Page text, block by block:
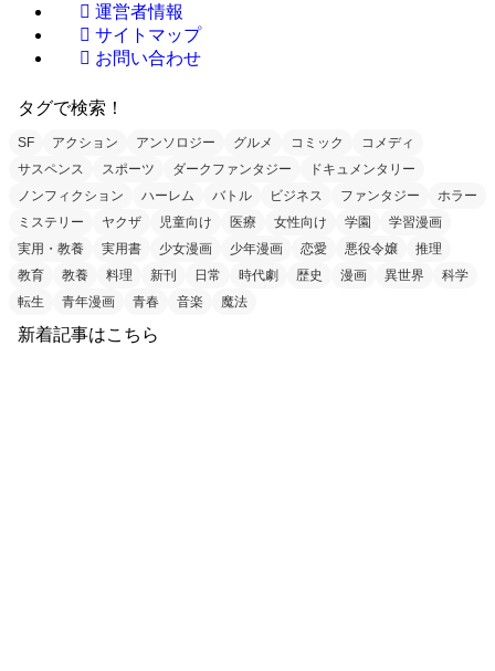
運営者情報
サイトマップ
お問い合わせ
タグで検索！
SF アクション アンソロジー グルメ コミック
コメディ
サスペンス
スポーツ ダークファンタジー
ドキュメンタリー
ノンフィクション
ハーレム バトル ビジネス ファンタジー
ホラー
ミステリー
ヤクザ 児童向け 医療 女性向け 学園
学習漫画
実用・教養
実用書 少女漫画 少年漫画 恋愛 悪役令嬢
推理
教育
教養 料理 新刊 日常 時代劇 歴史 漫画 異世界
科学
転生
青年漫画 青春 音楽 魔法
新着記事はこちら